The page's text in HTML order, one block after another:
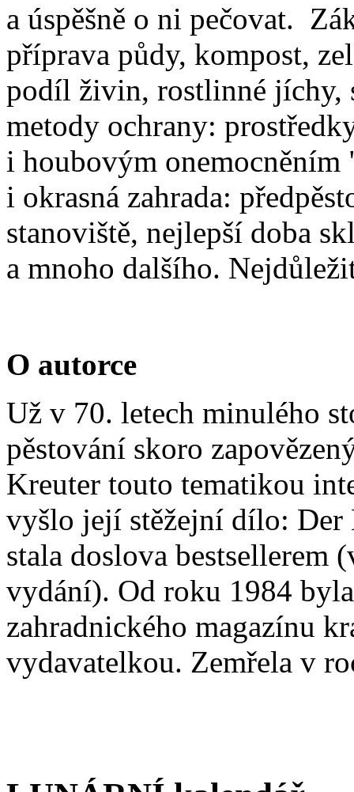
a úspěšně o ni pečovat.
příprava půdy, kompost,
podíl živin, rostlinné jíchy,
metody ochrany:
i houbovým
i okrasná zahrada:
stanoviště, nejlepší doba
a mnoho dalšího.
O autorce
Už v 70. letech minulého
pěstování skoro
Kreuter touto tematikou
vyšlo její stěžejní dílo: Der
stala doslova bestsellerem
vydání). Od roku 1984
zahradnického magazínu
vydavatelkou. Zemřela v